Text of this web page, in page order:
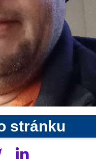
stránku